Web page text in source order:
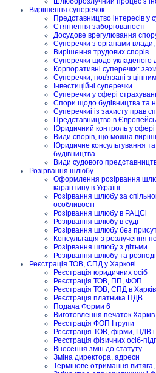
Вирішення суперечок
Представництво інтересів у
Стягнення заборгованості
Досудове врегулювання
Суперечки з органами
Вирішення трудових спорів
Суперечки щодо укладеного
Корпоративні суперечки:
Суперечки, пов'язані з
Інвестиційні суперечки
Суперечки у сфері
Спори щодо будівництва та
Суперечкиі із захисту прав
Представництво в
Юридичний контроль у сфері
Види спорів, що можна
Юридичне консультування
будівництва
Види судового
Розірвання шлюбу
Оформлення розірвання
карантину в Україні
Розірвання шлюбу за
особливості
Розірвання шлюбу в РАЦСі
Розірвання шлюбу в суді
Розірвання шлюбу без
Консультація з розлучення
Розірвання шлюбу з дітьми
Розірвання шлюбу та
Реєстрація ТОВ, СПД у Харкові
Реєстрація юридичних осіб
Реєстрація ТОВ, ПП, ФОП
Реєстрація ТОВ, СПД в
Реєстрація платника ПДВ
Подача Форми 6
Виготовлення печаток Харків
Реєстрація ФОП I групи
Реєстрація ТОВ, фірми, ПДВ
Реєстрація фізичних осіб-
Внесення змін до статуту
Зміна директора, адреси
Термінове отримання